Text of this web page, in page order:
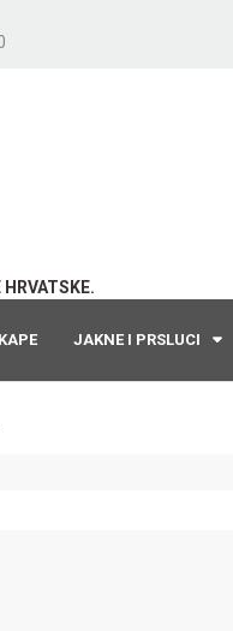
KAPE JAKNE I PRSLUCI